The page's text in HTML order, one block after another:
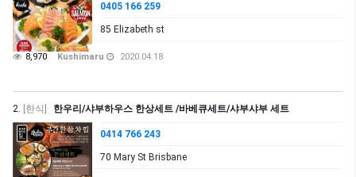
0405 166 259
85 Elizabeth st
8,970 Kushimaru 2020.04.18
2. [한식] 한우리/샤부하우스 한상세트 /바베큐세트/샤부샤부 세트
0414 766 243
70 Mary St Brisbane